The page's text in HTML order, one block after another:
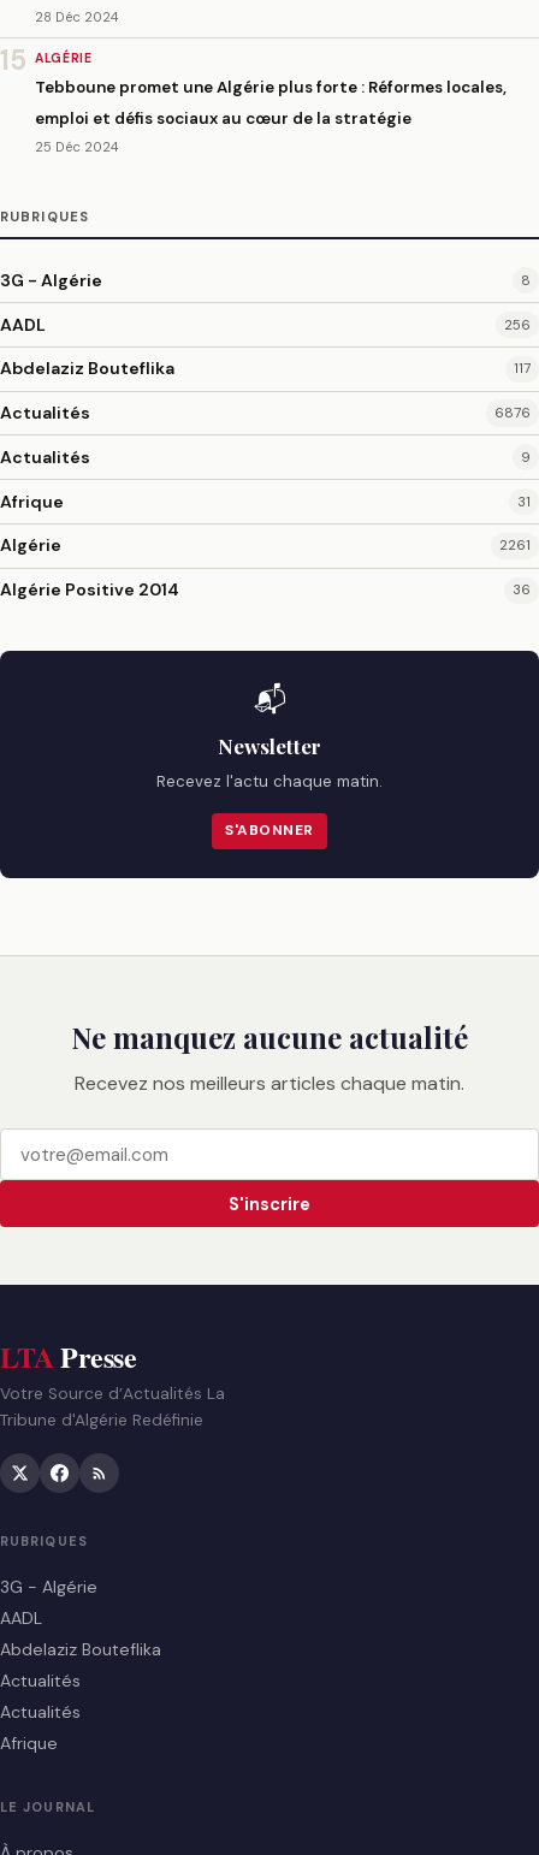
28 Déc 2024
15 ALGÉRIE
Tebboune promet une Algérie plus forte : Réformes locales,
emploi et défis sociaux au cœur de la stratégie
25 Déc 2024
RUBRIQUES
3G - Algérie 8
AADL 256
Abdelaziz Bouteflika 117
Actualités 6876
Actualités 9
Afrique 31
Algérie 2261
Algérie Positive 2014 36
📬
Newsletter
Recevez l'actu chaque matin.
S'ABONNER
Ne manquez aucune actualité
Recevez nos meilleurs articles chaque matin.
S'inscrire
LTAPresse
Votre Source d’Actualités La
Tribune d'Algérie Redéfinie
RUBRIQUES
3G - Algérie
AADL
Abdelaziz Bouteflika
Actualités
Actualités
Afrique
LE JOURNAL